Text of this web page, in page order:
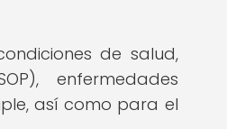
de salud,
enfermedades
así como para el